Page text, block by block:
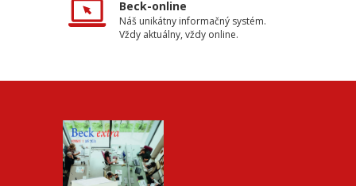
Beck-online
Náš unikátny informačný systém.
Vždy aktuálny, vždy online.